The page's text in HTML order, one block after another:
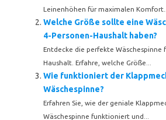
Leinenhöhen für maximalen Komfort...
Welche Größe sollte eine
4-Personen-Haushalt haben?
Entdecke die perfekte Wäschespinne
Haushalt. Erfahre, welche Größe...
Wie funktioniert der
Wäschespinne?
Erfahren Sie, wie der geniale
Wäschespinne funktioniert und...